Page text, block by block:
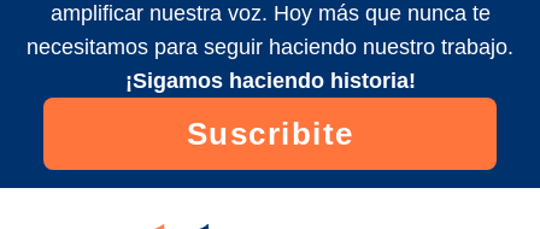
amplificar nuestra voz. Hoy más que nunca te
necesitamos para seguir haciendo nuestro trabajo.
¡Sigamos haciendo historia!
Suscribite